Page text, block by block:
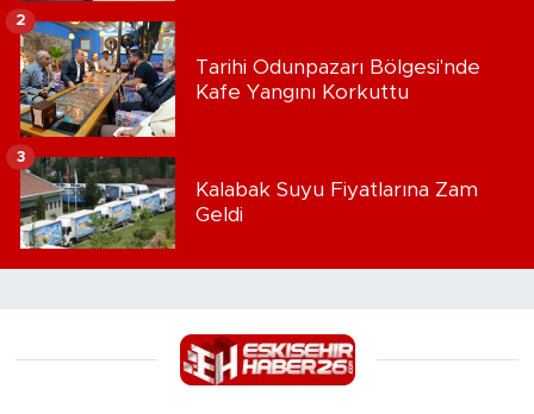
Tarihi Odunpazarı Bölgesi'nde
Kafe Yangını Korkuttu
2
Kalabak Suyu Fiyatlarına Zam
Geldi
3